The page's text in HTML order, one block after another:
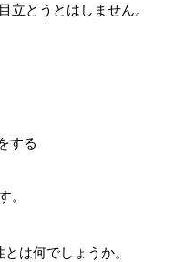
立とうとはしません。
する
。
は何でしょうか。